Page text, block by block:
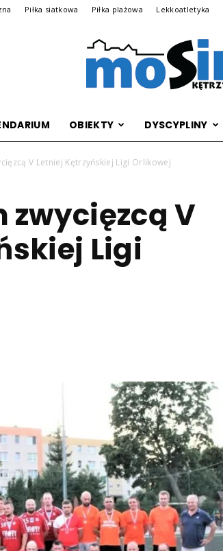
Piłka siatkowa Piłka plażowa Lekkoatletyka
Archiwalna
wersja
MOSiR
Kętrzyn
OBIEKTY DYSCYPLINY
V Letniej Kętrzyńskiej Ligi Orlikowej
zwycięzcą V
Ligi